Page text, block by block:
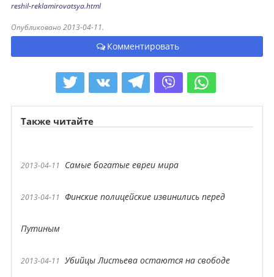
reshil-reklamirovatsya.html
Опубликовано 2013-04-11.
Комментировать
Также читайте
2013-04-11 Самые богатые евреи мира
2013-04-11 Финские полицейские извинились перед
Путиным
2013-04-11 Убийцы Листьева остаются на свободе